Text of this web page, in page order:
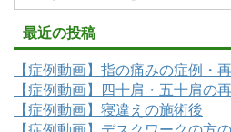
最近の投稿
【症例動画】指の痛みの症例・
【症例動画】四十肩・五十肩の
【症例動画】寝違えの施術後